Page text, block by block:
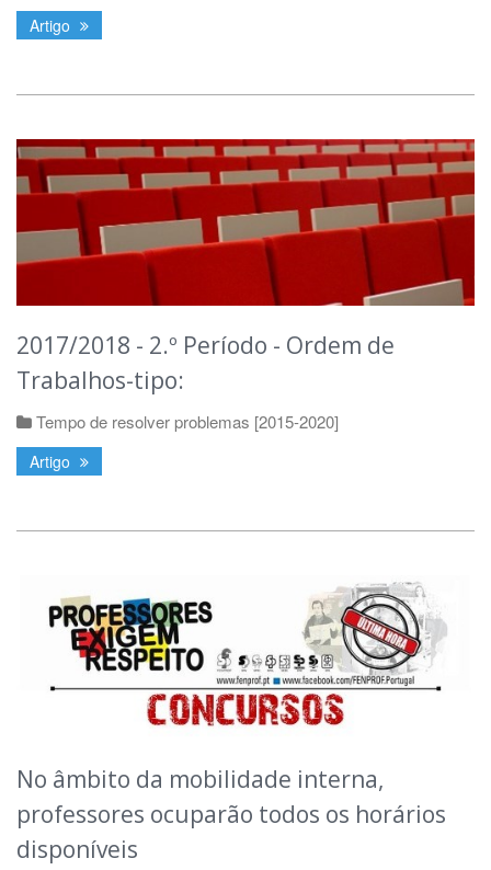
Artigo
2017/2018 - 2.º Período - Ordem de
Trabalhos-tipo:
Tempo de resolver problemas [2015-2020]
Artigo
No âmbito da mobilidade interna,
professores ocuparão todos os horários
disponíveis